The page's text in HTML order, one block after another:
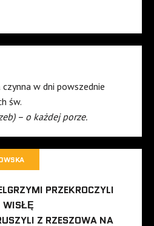
czynna w dni powszednie
św.
– o każdej porze.
PRZEKROCZYLI
WISŁĘ
Z RZESZOWA NA